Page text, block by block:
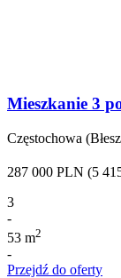
Mieszkanie 3
Częstochowa
287 000 PLN (5
3
-
53 m2
-
Przejdź do oferty